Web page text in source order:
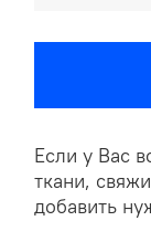
Если у Вас
ткани,
добавить